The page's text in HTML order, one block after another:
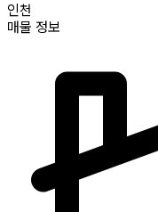
인천
매물 정보